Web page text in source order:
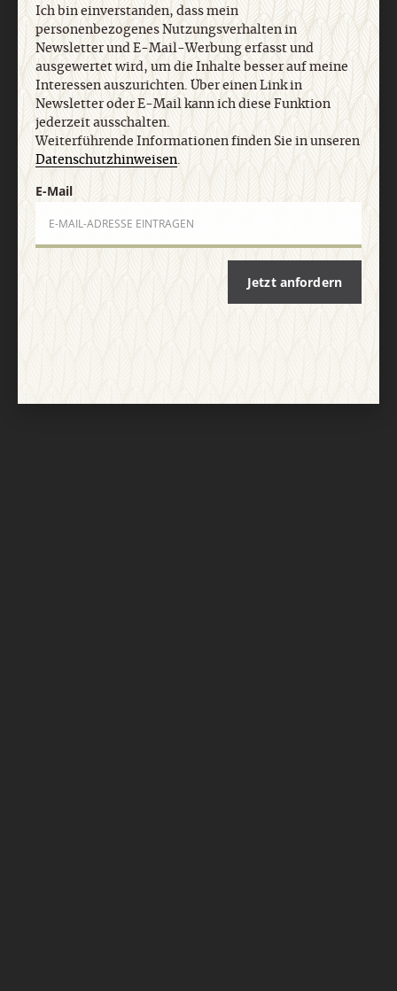
Ich bin einverstanden, dass mein
personenbezogenes Nutzungsverhalten in
Newsletter und E-Mail-Werbung erfasst und
ausgewertet wird, um die Inhalte besser auf meine
Interessen auszurichten. Über einen Link in
Newsletter oder E-Mail kann ich diese Funktion
jederzeit ausschalten.
Weiterführende Informationen finden Sie in unseren
Datenschutzhinweisen.
E-Mail
Jetzt anfordern